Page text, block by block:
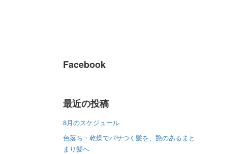
Facebook
最近の投稿
8月のスケジュール
色落ち・乾燥でパサつく髪を、艶のあるまと
まり髪へ